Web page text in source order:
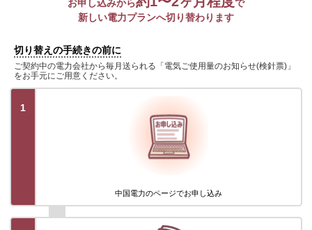
お申し込みから
で
新しい電力プランへ切り替わります
切り替えの手続きの前に
ご契約中の電力会社から毎月送られる「電気ご使用量のお知らせ(検針票)」
をお手元にご用意ください。
1
中国電力のページでお申し込み